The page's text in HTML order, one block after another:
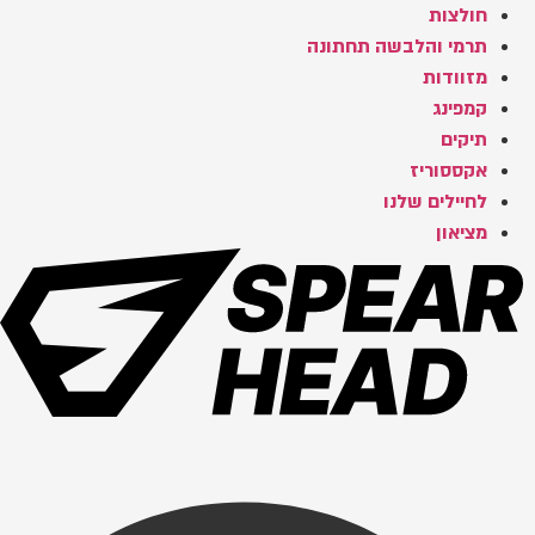
חולצות
תרמי והלבשה תחתונה
מזוודות
קמפינג
תיקים
אקססוריז
לחיילים שלנו
מציאון